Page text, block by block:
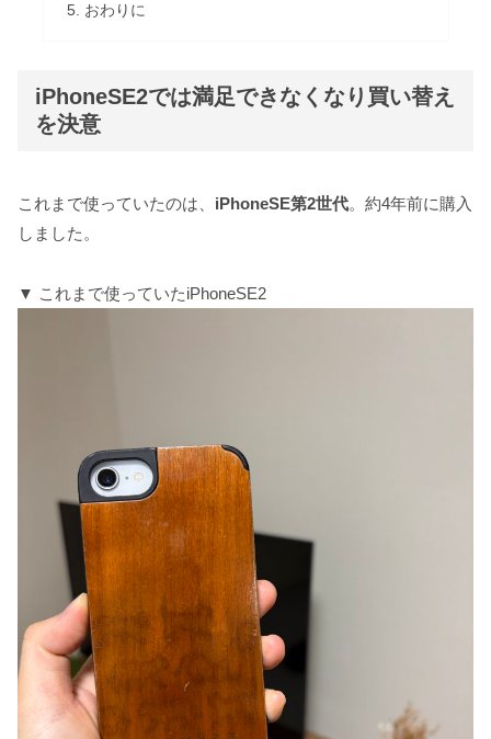
おわりに
iPhoneSE2では満足できなくなり買い替え
を決意
これまで使っていたのは、 iPhoneSE第2世代。約4年前に購入
しました。
▼ これまで使っていたiPhoneSE2